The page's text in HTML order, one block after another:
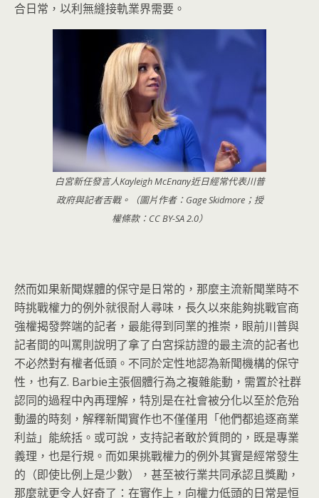
合日常，以利無縫接軌業界需要。
白宮新任發言人Kayleigh McEnany近日經常代表川普
政府與記者舌戰。（圖片作者：Gage Skidmore；授
權條款：CC BY-SA 2.0）
然而如果新聞媒體的保守是日常的， 那麼主流新聞業時不
時挑戰權力的例外就很耐人尋味， 長久以來能夠挑戰官商
強權揭發弊端的記者，最能得到同業的推崇， 眼前川普與
記者間的叫罵則說明了拿了白宮採訪證的最主流的記者也
不必然對有權者低頭。不同於定性地認為新聞機構的保守
性，也有Z. Barbie主張個體行為之複雜能動， 需置於社群
認同的過程中內再理解， 特別是在社會被分化以至於危殆
動盪的時刻， 解釋新聞實作也不僅僅用「他們都追逐商業
利益」能統括。或可說， 支持記者敢於質問的，既是專業
義理，也是行規。 而如果挑戰權力的例外其實是經常發生
的（即使比例上是少數）， 甚至被行業共同承認且獎勵，
那麼就更令人好奇了：在實作上， 向權力低頭的日常是恒